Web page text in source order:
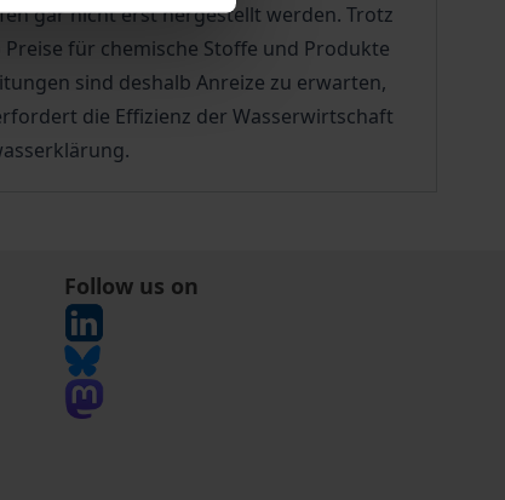
gar nicht erst hergestellt werden. Trotz
für chemische Stoffe und Produkte
sind deshalb Anreize zu erwarten,
die Effizienz der Wasserwirtschaft
Follow us on